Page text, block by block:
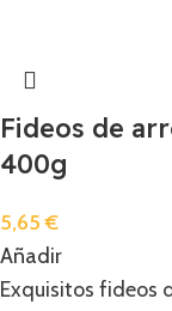
Fideos de
400g
5,65€
Añadir
Exquisitos fideos